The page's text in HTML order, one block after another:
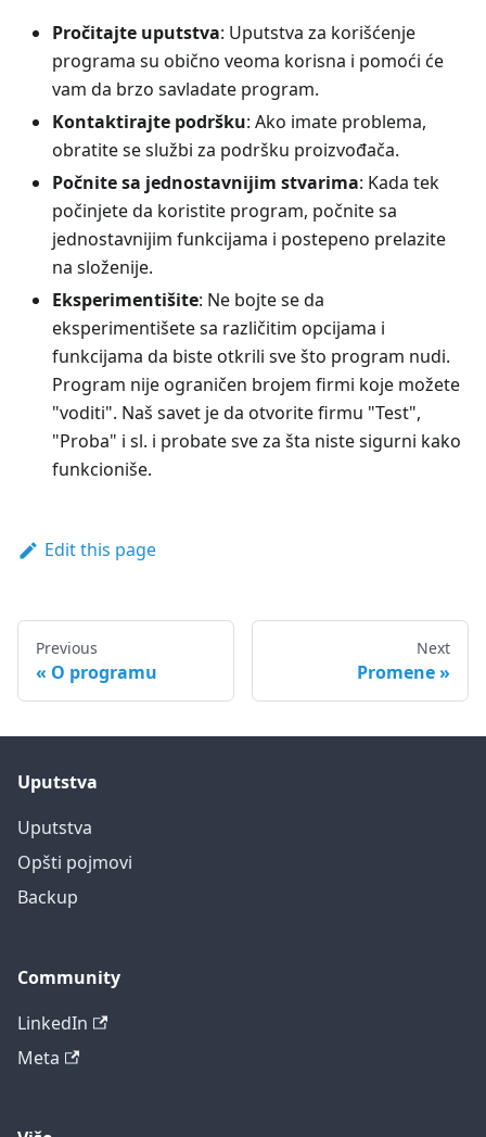
Pročitajte uputstva: Uputstva za korišćenje
programa su obično veoma korisna i pomoći će
vam da brzo savladate program.
Kontaktirajte podršku: Ako imate problema,
obratite se službi za podršku proizvođača.
Počnite sa jednostavnijim stvarima: Kada tek
počinjete da koristite program, počnite sa
jednostavnijim funkcijama i postepeno prelazite
na složenije.
Eksperimentišite: Ne bojte se da
eksperimentišete sa različitim opcijama i
funkcijama da biste otkrili sve što program nudi.
Program nije ograničen brojem firmi koje možete
"voditi". Naš savet je da otvorite firmu "Test",
"Proba" i sl. i probate sve za šta niste sigurni kako
funkcioniše.
Edit this page
Previous
O programu
Next
Promene
Uputstva
Uputstva
Opšti pojmovi
Backup
Community
LinkedIn
Meta